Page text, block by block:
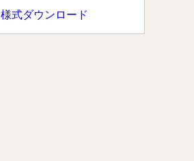
様式ダウンロード